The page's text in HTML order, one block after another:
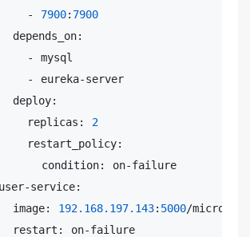
-
7900: 7900
depends_on:
- mysql
- eureka-server
deploy:
replicas:
2
restart_policy:
condition: on-failure
service:
image:
192.168.197.143: 5000/
restart: on-failure